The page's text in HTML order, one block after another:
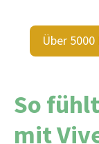
Über
So
mit